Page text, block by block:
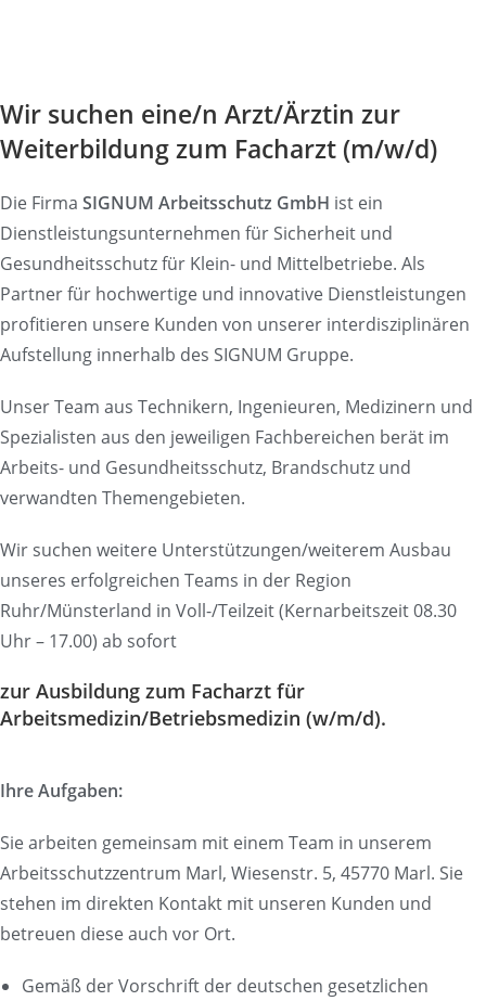
Wir suchen eine/n Arzt/Ärztin zur
Weiterbildung zum Facharzt (m/w/d)
Die Firma SIGNUM Arbeitsschutz GmbH ist ein
Dienstleistungsunternehmen für Sicherheit und
Gesundheitsschutz für Klein- und Mittelbetriebe. Als
Partner für hochwertige und innovative Dienstleistungen
profitieren unsere Kunden von unserer interdisziplinären
Aufstellung innerhalb des SIGNUM Gruppe.
Unser Team aus Technikern, Ingenieuren, Medizinern und
Spezialisten aus den jeweiligen Fachbereichen berät im
Arbeits- und Gesundheitsschutz, Brandschutz und
verwandten Themengebieten.
Wir suchen weitere Unterstützungen/weiterem Ausbau
unseres erfolgreichen Teams in der Region
Ruhr/Münsterland in Voll-/Teilzeit (Kernarbeitszeit 08.30
Uhr – 17.00) ab sofort
zur Ausbildung zum Facharzt für
Arbeitsmedizin/Betriebsmedizin (w/m/d).
Ihre Aufgaben:
Sie arbeiten gemeinsam mit einem Team in unserem
Arbeitsschutzzentrum Marl, Wiesenstr. 5, 45770 Marl. Sie
stehen im direkten Kontakt mit unseren Kunden und
betreuen diese auch vor Ort.
Gemäß der Vorschrift der deutschen gesetzlichen